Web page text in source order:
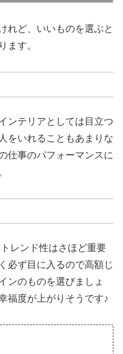
れど、いいものを選ぶと
ます。
ンテリアとしては目立つ
をいれることもあまりな
仕事のパフォーマンスに
レンド性はさほど重要
必ず目に入るので高額じ
ンのものを選びましょ
福度が上がりそうです♪